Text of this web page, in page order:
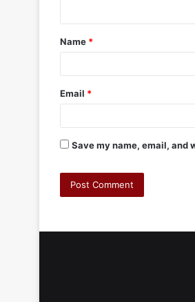
Name *
Email *
Save my name, email, and